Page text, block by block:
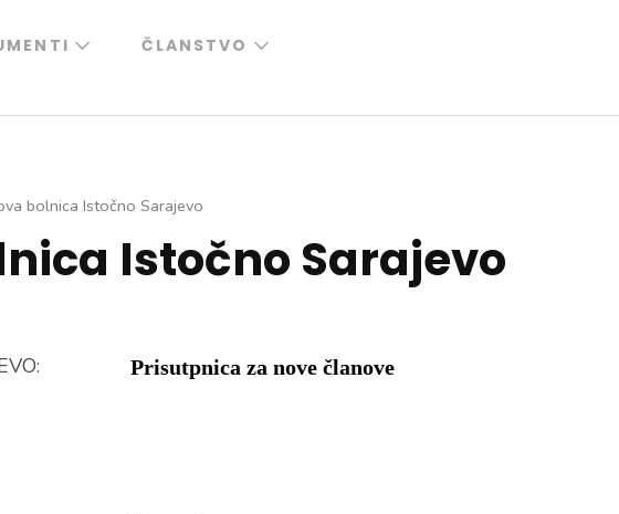
ČLANSTVO
bolnica Istočno Sarajevo
Istočno Sarajevo
Prisutpnica za nove članove